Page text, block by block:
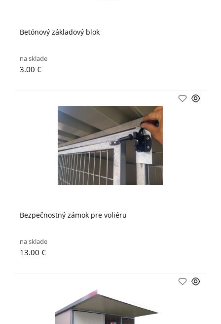
Betónový základový blok
na sklade
3.00 €
Bezpečnostný zámok pre voliéru
na sklade
13.00 €